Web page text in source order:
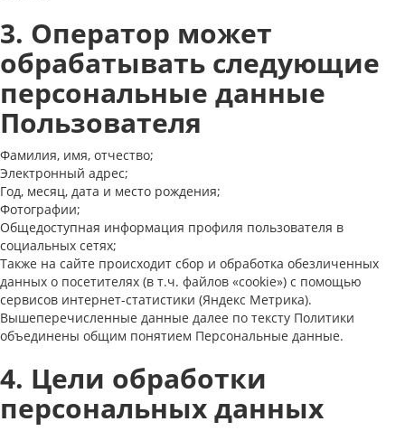
3. Оператор может
обрабатывать следующие
персональные данные
Пользователя
Фамилия, имя, отчество;
Электронный адрес;
Год, месяц, дата и место рождения;
Фотографии;
Общедоступная информация профиля пользователя в
социальных сетях;
Также на сайте происходит сбор и обработка обезличенных
данных о посетителях (в т.ч. файлов «cookie») с помощью
сервисов интернет-статистики (Яндекс Метрика).
Вышеперечисленные данные далее по тексту Политики
объединены общим понятием Персональные данные.
4. Цели обработки
персональных данных